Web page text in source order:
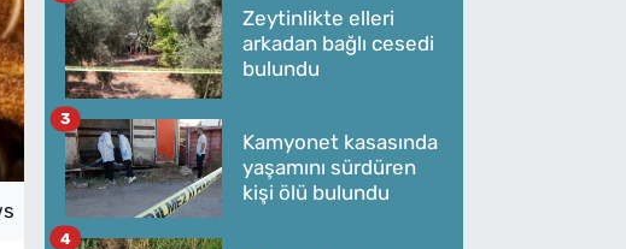
Zeytinlikte elleri
arkadan bağlı cesedi
bulundu
Kamyonet kasasında
yaşamını sürdüren
kişi ölü bulundu
3
4